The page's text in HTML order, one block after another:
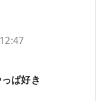
ぱ好き